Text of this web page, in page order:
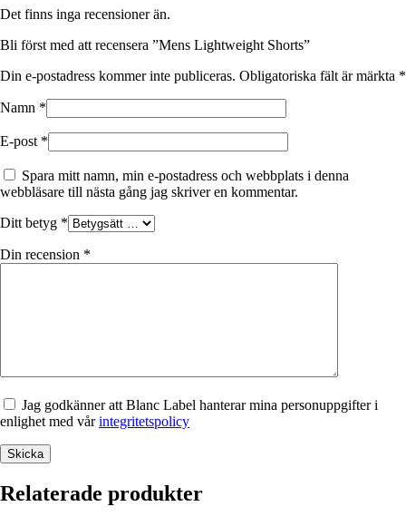
Det finns inga recensioner än.
Bli först med att recensera ”Mens Lightweight Shorts”
Din e-postadress kommer inte publiceras. Obligatoriska fält är märkta *
Namn *
E-post *
Spara mitt namn, min e-postadress och webbplats i denna
webbläsare till nästa gång jag skriver en kommentar.
Ditt betyg *
Din recension *
Jag godkänner att Blanc Label hanterar mina personuppgifter i
enlighet med vårintegritetspolicy
Relaterade produkter